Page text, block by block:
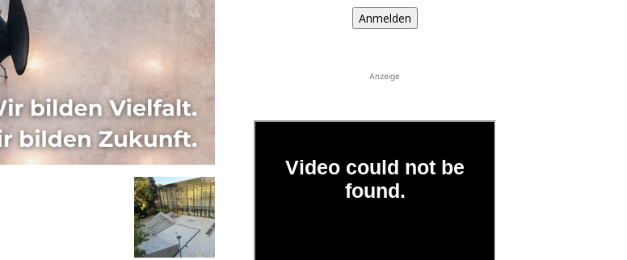
Anmelden
Anzeige